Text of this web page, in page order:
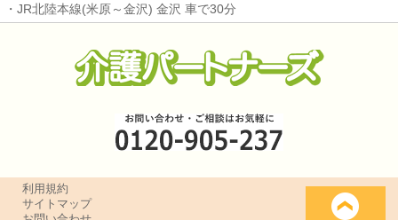
・JR北陸本線(米原～金沢) 金沢 車で30分
利用規約
サイトマップ